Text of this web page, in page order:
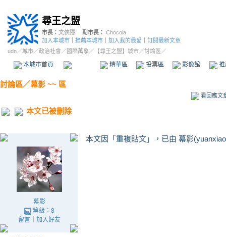
尋王之盟
市長： 文俠隱 副市長： Chocola
加入本城市
推薦本城市 加入我的最愛
訂閱最新文章
udn／城市／政治社會 ／國際萬象 ／ 【尋王之盟】城市／討論區／
本城市首頁 精華區 投票區 影像館
討論區／幕影 ~~ 區
看回應文
本文已被刪除
幕影
等級：8
留言｜ 加入好友
本文因「重複貼文」，已由 幕影